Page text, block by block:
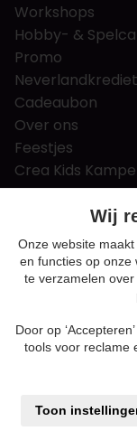
Workshops
Hobby- &
Promo
Neverlandkrediet
Cadeaubon
Over ons
Feestjes
Crea Kids
FAQ
Tips & tricks
Contact
Nieuws &
Wij
Onze website
en functies op onze
te verzamelen
Door op
tools voor reclame
Toon